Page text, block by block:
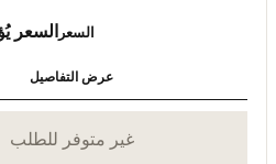
السعر السعر
عرض التفاصيل
غير متوفر للطلب